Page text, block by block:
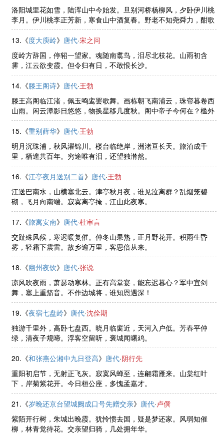
洛阳城里花如雪，陆浑山中今始发。旦别河桥杨柳风，夕卧伊川桃
李月。伊川桃李正芳新，寒食山中酒复春。野老不知尧舜力，酣歌
一曲太平人。
13.《度大庾岭》 唐代·宋之问
度岭方辞国，停轺一望家。魂随南翥鸟，泪尽北枝花。山雨初含
霁，江云欲变霞。但令归有日，不敢恨长沙。
14.《滕王阁诗》 唐代·王勃
滕王高阁临江渚，佩玉鸣鸾罢歌舞。画栋朝飞南浦云，珠帘暮卷西
山雨。闲云潭影日悠悠，物换星移几度秋。阁中帝子今何在？槛外
长江空自流。
15.《重别薛华》 唐代·王勃
明月沉珠浦，秋风濯锦川。楼台临绝岸，洲渚亘长天。旅泊成千
里，栖遑共百年。穷途唯有泪，还望独潸然。
16.《江亭夜月送别二首》 唐代·王勃
江送巴南水，山横塞北云。津亭秋月夜，谁见泣离群？乱烟笼碧
砌，飞月向南端。寂寞离亭掩，江山此夜寒。
17.《旅寓安南》 唐代·杜审言
交趾殊风候，寒迟暖复催。仲冬山果熟，正月野花开。积雨生昏
雾，轻霜下震雷。故乡逾万里，客思倍从来。
18.《幽州夜饮》 唐代·张说
凉风吹夜雨，萧瑟动寒林。正有高堂宴，能忘迟暮心？军中宜剑
舞，塞上重笳音。不作边城将，谁知恩遇深！
19.《夜宿七盘岭》 唐代·沈佺期
独游千里外，高卧七盘西。晓月临窗近，天河入户低。芳春平仲
绿，清夜子规啼。浮客空留听，褒城闻曙鸡。
20.《和张燕公湘中九日登高》 唐代·阴行先
重阳初启节，无射正飞灰。寂寞风蝉至，连翩霜雁来。山棠红叶
下，岸菊紫花开。今日桓公座，多愧孟嘉才。
21.《岁晚还京台望城阙成口号先赠交亲》 唐代·卢僎
紫陌开行树，朱城出晚霞。犹怜惯去国，疑是梦还家。风弱知催
柳，林青觉待花。交亲望归骑，几处拥年华。